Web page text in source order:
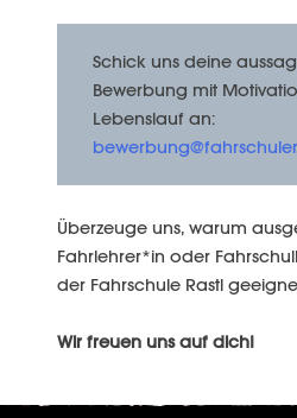
Schick uns deine
Bewerbung mit
Lebenslauf an:
Überzeuge uns, warum
Fahrlehrer*in oder
der Fahrschule Rastl
Wir freuen uns auf dich!